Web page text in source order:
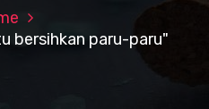
bersihkan paru-paru"